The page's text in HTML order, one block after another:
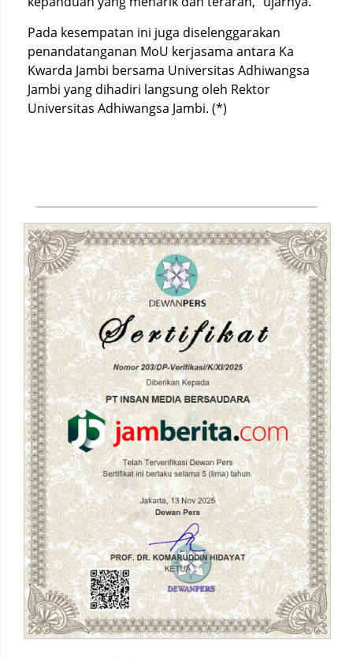
Pada kesempatan ini juga diselenggarakan
penandatanganan MoU kerjasama antara Ka
Kwarda Jambi bersama Universitas Adhiwangsa
Jambi yang dihadiri langsung oleh Rektor
Universitas Adhiwangsa Jambi. (*)